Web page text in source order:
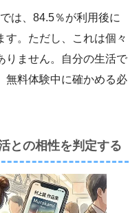
は、84.5％が利用後に
す。ただし、これは個々
りません。自分の生活で
無料体験中に確かめる必
との相性を判定する